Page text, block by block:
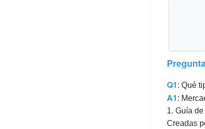
Q1 : Qué
A1 :
1. Guía
Creadas